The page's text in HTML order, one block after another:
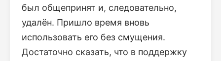
был общепринят и, следовательно,
удалён. Пришло время вновь
использовать его без смущения.
Достаточно сказать, что в поддержку